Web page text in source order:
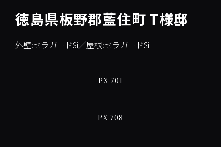
徳島県板野郡藍住町 T様邸
外壁:セラガードSi／屋根:セラガードSi
PX-701
PX-708